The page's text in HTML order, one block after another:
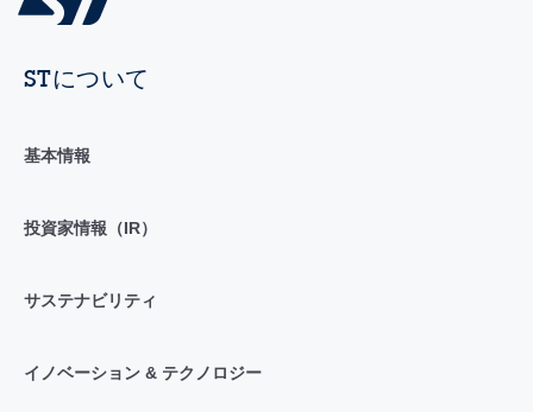
STについて
基本情報
投資家情報（IR）
サステナビリティ
イノベーション & テクノロジー